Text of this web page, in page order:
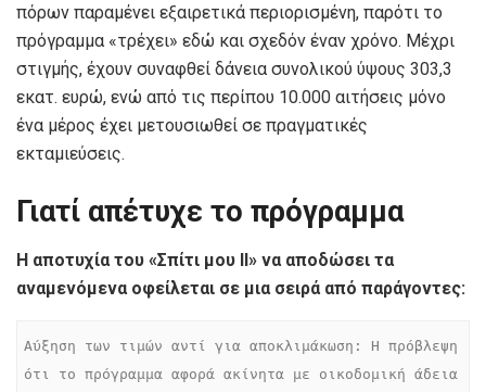
πόρων παραμένει εξαιρετικά περιορισμένη, παρότι το
πρόγραμμα «τρέχει» εδώ και σχεδόν έναν χρόνο. Μέχρι
στιγμής, έχουν συναφθεί δάνεια συνολικού ύψους 303,3
εκατ. ευρώ, ενώ από τις περίπου 10.000 αιτήσεις μόνο
ένα μέρος έχει μετουσιωθεί σε πραγματικές
εκταμιεύσεις.
Γιατί απέτυχε το πρόγραμμα
Η αποτυχία του «Σπίτι μου ΙΙ» να αποδώσει τα
αναμενόμενα οφείλεται σε μια σειρά από παράγοντες:
Αύξηση των τιμών αντί για αποκλιμάκωση: Η πρόβλεψη
ότι το πρόγραμμα αφορά ακίνητα με οικοδομική άδεια